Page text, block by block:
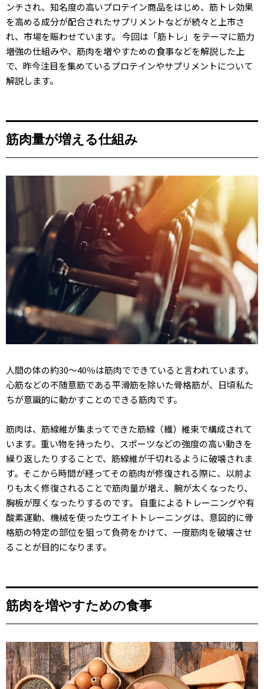
ンチされ、知名度の高いプロテイン商品をはじめ、筋トレ効果
を高める成分が配合されたサプリメントなどが続々と上市さ
れ、市場を賑わせています。 今回は「筋トレ」をテーマに筋力
増強の仕組みや、筋肉を増やすための食事などを解説した上
で、昨今注目を集めているプロテインやサプリメントについて
解説します。
筋肉量が増える仕組み
人間の体の約30～40％は筋肉でできていると言われています。
心筋などの不随意筋である平滑筋を除いた骨格筋が、日頃私た
ちが意識的に動かすことのできる筋肉です。
筋肉は、筋線維が集まってできた筋線（繊）維束で構成されて
います。重い物を持ったり、スポーツなどの強度の高い動きを
繰り返したりすることで、筋線維が千切れるように破壊されま
す。そこから時間が経ってその筋肉が修復される際に、以前よ
りも太く修復されることで筋肉量が増え、腕が太くなったり、
胸板が厚くなったりするのです。 自重によるトレーニングや有
酸素運動、機械を使ったウエイトトレーニングは、意図的に骨
格筋の特定の部位を狙って負荷をかけて、一度筋肉を破壊させ
ることが目的になります。
筋肉を増やすための食事